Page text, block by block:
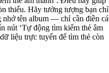
thiếu. Hãy tưởng tượng bạn chỉ
nhớ tên album — chỉ cần điền
nút ‘Tự động tìm kiếm thẻ âm
liệu trực tuyến để tìm thẻ còn